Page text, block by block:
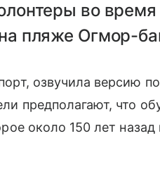
во время
пляже Огмор-
озвучила версию
предполагают, что
около 150 лет назад